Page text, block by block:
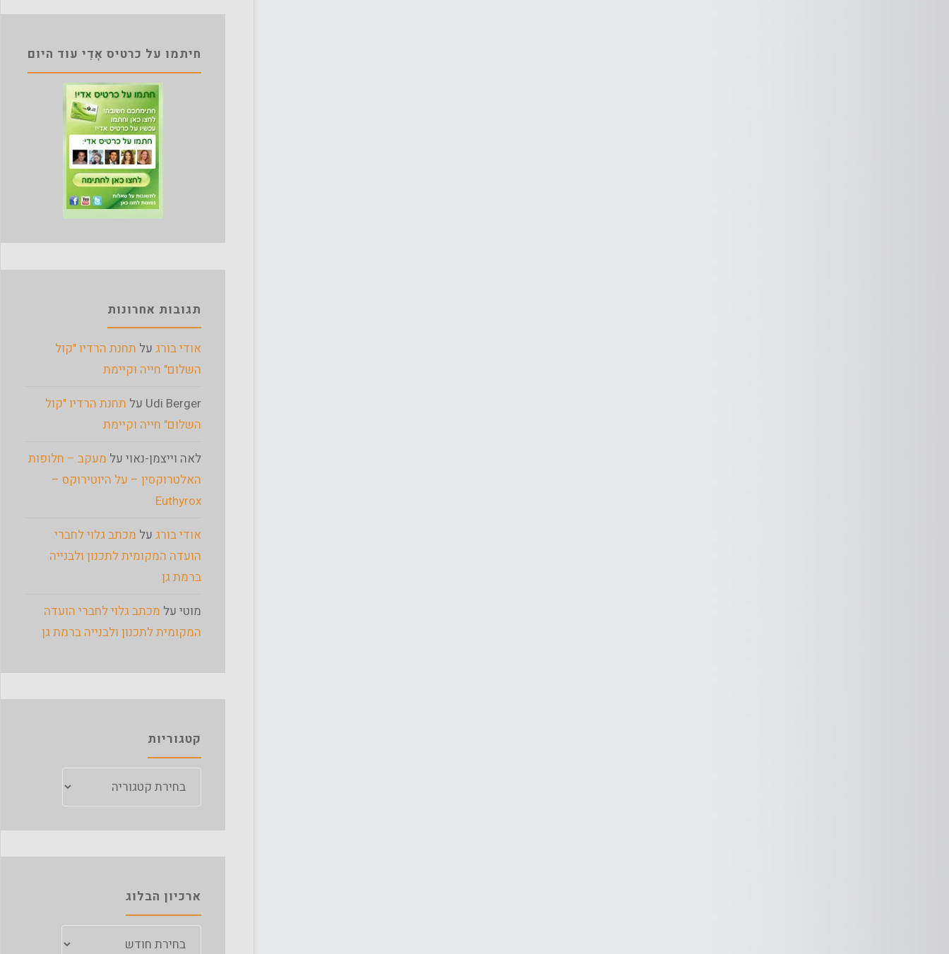
חיתמו על כרטיס אָדִי עוד היום
תגובות אחרונות
אודי בורג על תחנת הרדיו "קול
השלום" חייה וקיימת
Udi Berger על תחנת הרדיו "קול
השלום" חייה וקיימת
לאה וייצמן-נאוי על מעקב – חלופות
האלטרוקסין – על היוטירוקס –
Euthyrox
אודי בורג על מכתב גלוי לחברי
הועדה המקומית לתכנון ולבנייה
ברמת גן
מוטי על מכתב גלוי לחברי הועדה
המקומית לתכנון ולבנייה ברמת גן
קטגוריות
ארכיון הבלוג